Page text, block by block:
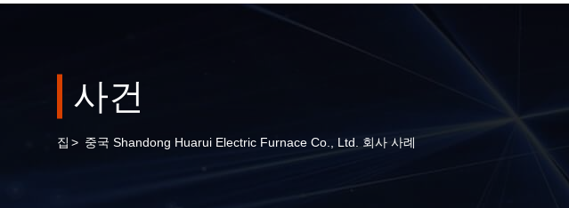
사건
집 > 중국 Shandong Huarui Electric Furnace Co., Ltd. 회사 사례